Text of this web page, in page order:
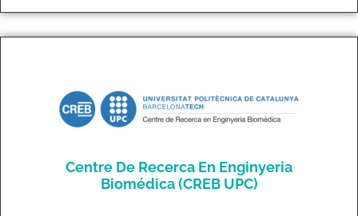
Centre De Recerca En Enginyeria
Biomédica (CREB UPC)